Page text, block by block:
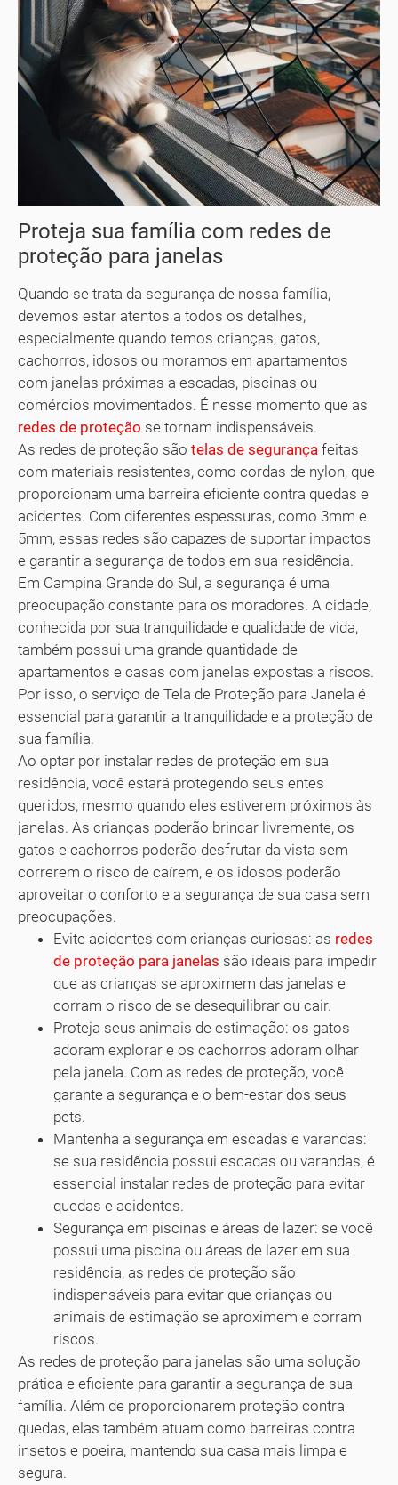
Proteja sua família com redes de
proteção para janelas
Quando se trata da segurança de nossa família,
devemos estar atentos a todos os detalhes,
especialmente quando temos crianças, gatos,
cachorros, idosos ou moramos em apartamentos
com janelas próximas a escadas, piscinas ou
comércios movimentados. É nesse momento que as
redes de proteção se tornam indispensáveis.
As redes de proteção são telas de segurança feitas
com materiais resistentes, como cordas de nylon, que
proporcionam uma barreira eficiente contra quedas e
acidentes. Com diferentes espessuras, como 3mm e
5mm, essas redes são capazes de suportar impactos
e garantir a segurança de todos em sua residência.
Em Campina Grande do Sul, a segurança é uma
preocupação constante para os moradores. A cidade,
conhecida por sua tranquilidade e qualidade de vida,
também possui uma grande quantidade de
apartamentos e casas com janelas expostas a riscos.
Por isso, o serviço de Tela de Proteção para Janela é
essencial para garantir a tranquilidade e a proteção de
sua família.
Ao optar por instalar redes de proteção em sua
residência, você estará protegendo seus entes
queridos, mesmo quando eles estiverem próximos às
janelas. As crianças poderão brincar livremente, os
gatos e cachorros poderão desfrutar da vista sem
correrem o risco de caírem, e os idosos poderão
aproveitar o conforto e a segurança de sua casa sem
preocupações.
Evite acidentes com crianças curiosas: as redes
de proteção para janelas são ideais para impedir
que as crianças se aproximem das janelas e
corram o risco de se desequilibrar ou cair.
Proteja seus animais de estimação: os gatos
adoram explorar e os cachorros adoram olhar
pela janela. Com as redes de proteção, você
garante a segurança e o bem-estar dos seus
pets.
Mantenha a segurança em escadas e varandas:
se sua residência possui escadas ou varandas, é
essencial instalar redes de proteção para evitar
quedas e acidentes.
Segurança em piscinas e áreas de lazer: se você
possui uma piscina ou áreas de lazer em sua
residência, as redes de proteção são
indispensáveis para evitar que crianças ou
animais de estimação se aproximem e corram
riscos.
As redes de proteção para janelas são uma solução
prática e eficiente para garantir a segurança de sua
família. Além de proporcionarem proteção contra
quedas, elas também atuam como barreiras contra
insetos e poeira, mantendo sua casa mais limpa e
segura.